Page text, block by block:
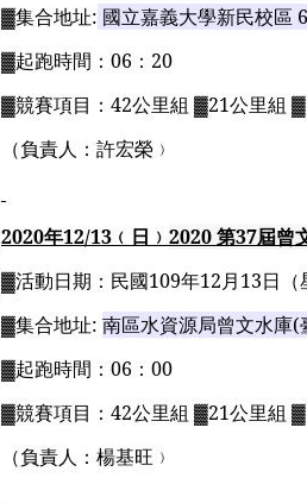
▓集合地址: 國立嘉義大學新民校區
▓起跑時間： 06 ： 20
▓競賽項目： 42公里組 ▓21公里組
（負責人：許宏榮﹚
2020年12/13 ﹙日﹚ 2020第37屆曾
▓活動日期： 民國109年12月13日
▓集合地址: 南區水資源局曾文水庫(
▓起跑時間： 06 ： 00
▓競賽項目： 42公里組 ▓21公里組
（負責人：楊基旺﹚